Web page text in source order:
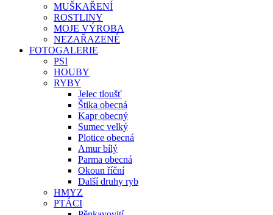
MUŠKAŘENÍ
ROSTLINY
MOJE VÝROBA
NEZAŘAZENÉ
FOTOGALERIE
PSI
HOUBY
RYBY
Jelec tloušť
Štika obecná
Kapr obecný
Sumec velký
Plotice obecná
Amur bílý
Parma obecná
Okoun říční
Další druhy ryb
HMYZ
PTÁCI